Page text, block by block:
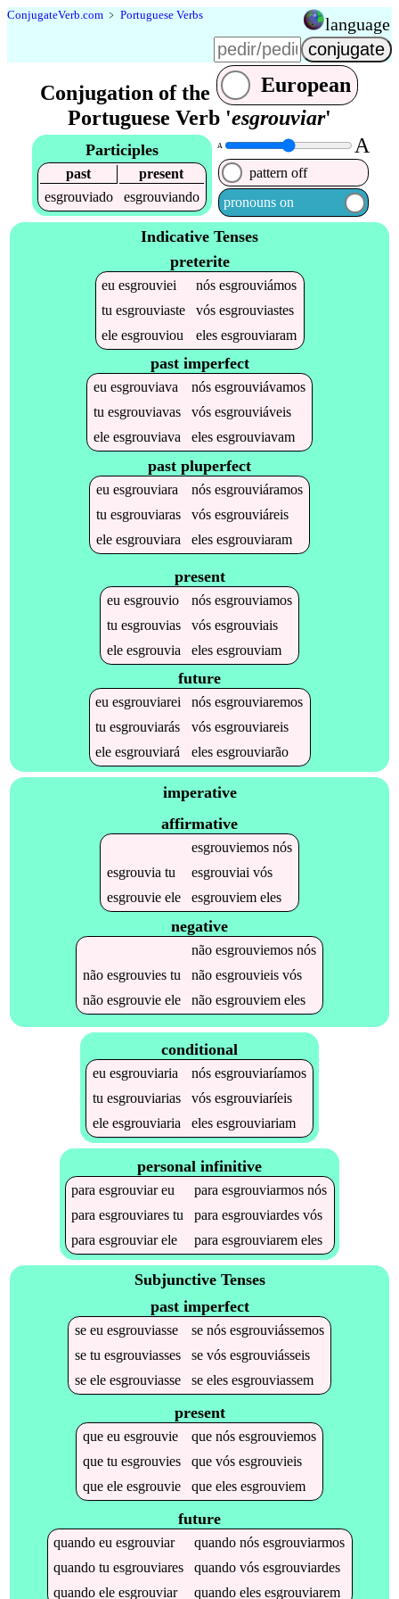
ConjugateVerb.com ﹥ Portuguese Verbs language
Conjugation of the
European
Portuguese Verb 'esgrouviar'
Participles
past
present
esgrouviado
esgrouviando
A A
pattern off
pronouns on
Indicative Tenses
preterite
euesgrouviei nósesgrouviámos
tuesgrouviaste vósesgrouviastes
eleesgrouviou elesesgrouviaram
past imperfect
eu esgrouviava nós esgrouviávamos
tu esgrouviavas vós esgrouviáveis
ele esgrouviava eles esgrouviavam
past pluperfect
eu esgrouviara nós esgrouviáramos
tu esgrouviaras vós esgrouviáreis
ele esgrouviara eles esgrouviaram
present
eu esgrouvio nós esgrouviamos
tu esgrouvias vós esgrouviais
ele esgrouvia eles esgrouviam
future
euesgrouviarei nósesgrouviaremos
tuesgrouviarás vósesgrouviareis
eleesgrouviará elesesgrouviarão
imperative
affirmative
esgrouviemosnós
esgrouvia tu esgrouviai vós
esgrouvieele esgrouviemeles
negative
não esgrouviemosnós
não esgrouviestu não esgrouvieisvós
não esgrouvieele não esgrouviemeles
conditional
eu esgrouviaria nós esgrouviaríamos
tu esgrouviarias vós esgrouviaríeis
ele esgrouviaria eles esgrouviariam
personal infinitive
paraesgrouviareu paraesgrouviarmos nós
paraesgrouviares tu paraesgrouviardes vós
paraesgrouviarele paraesgrouviarem eles
Subjunctive Tenses
past imperfect
se eu esgrouviasse se nós esgrouviássemos
se tu esgrouviasses se vós esgrouviásseis
se ele esgrouviasse se eles esgrouviassem
present
que eu esgrouvie que nós esgrouviemos
que tu esgrouvies que vós esgrouvieis
que ele esgrouvie que eles esgrouviem
future
quandoeuesgrouviar quandonósesgrouviarmos
quandotuesgrouviares quandovósesgrouviardes
quandoeleesgrouviar quandoelesesgrouviarem